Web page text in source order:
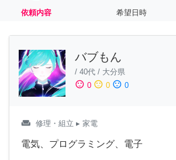
依頼内容 希望日時
バブもん
/ 40代 / 大分県
sentiment_satisfied 0 sentiment_neutral 0 sentiment_dissatisfied 0
weekend 修理・組立 ▸ 家電
電気、プログラミング、電子